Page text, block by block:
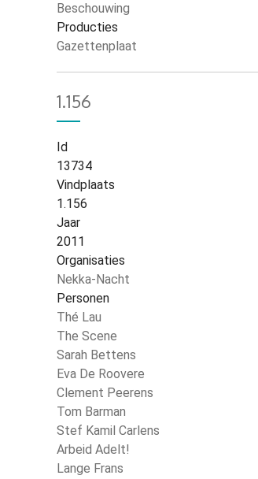
Beschouwing
Producties
Gazettenplaat
1.156
Id
13734
Vindplaats
1.156
Jaar
2011
Organisaties
Nekka-Nacht
Personen
Thé Lau
The Scene
Sarah Bettens
Eva De Roovere
Clement Peerens
Tom Barman
Stef Kamil Carlens
Arbeid Adelt!
Lange Frans